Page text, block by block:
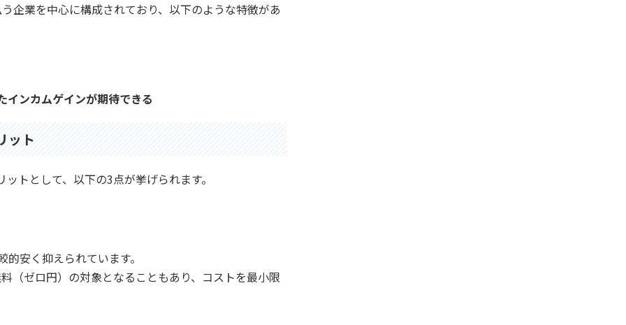
企業を中心に構成されており、以下のような特徴があ
インカムゲインが期待できる
ット
トとして、以下の3点が挙げられます。
安く抑えられています。
（ゼロ円）の対象となることもあり、コストを最小限